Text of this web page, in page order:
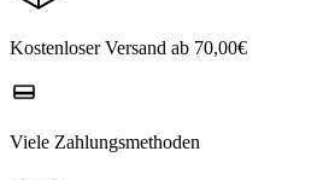
Kostenloser Versand ab 70,00€
Viele Zahlungsmethoden